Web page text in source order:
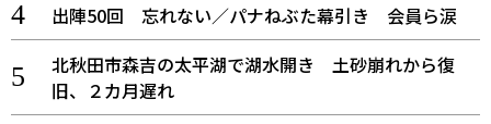
出陣50回 忘れない／パナねぶた幕引き 会員ら涙
北秋田市森吉の太平湖で湖水開き 土砂崩れから復
旧、２カ月遅れ